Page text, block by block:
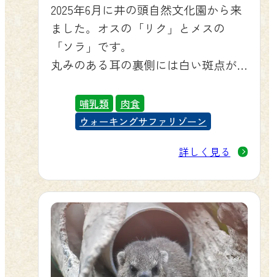
2025年6月に井の頭自然文化園から来
ました。オスの「リク」とメスの
「ソラ」です。
丸みのある耳の裏側には白い斑点が
部、朝鮮半島、アムール川流域、日
本の対馬です。主に森林に生息する
哺乳類
肉食
ウォーキングサファリゾーン
詳しく見る